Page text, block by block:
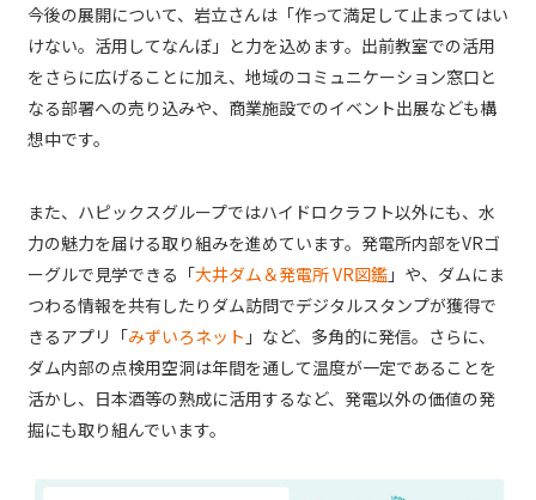
今後の展開について、岩立さんは「作って満足して止まってはい
けない。活用してなんぼ」と力を込めます。出前教室での活用
をさらに広げることに加え、地域のコミュニケーション窓口と
なる部署への売り込みや、商業施設でのイベント出展なども構
想中です。
また、ハピックスグループではハイドロクラフト以外にも、水
力の魅力を届ける取り組みを進めています。発電所内部をVRゴ
ーグルで見学できる「大井ダム＆発電所 VR図鑑 」や、ダムにま
つわる情報を共有したりダム訪問でデジタルスタンプが獲得で
きるアプリ「みずいろネット 」など、多角的に発信。さらに、
ダム内部の点検用空洞は年間を通して温度が一定であることを
活かし、日本酒等の熟成に活用するなど、発電以外の価値の発
掘にも取り組んでいます。